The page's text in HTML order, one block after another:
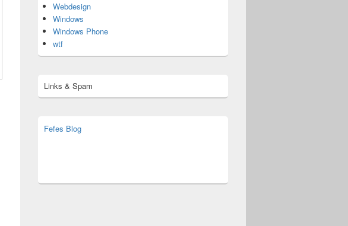
Webdesign
Windows
Windows Phone
wtf
Links & Spam
Fefes Blog